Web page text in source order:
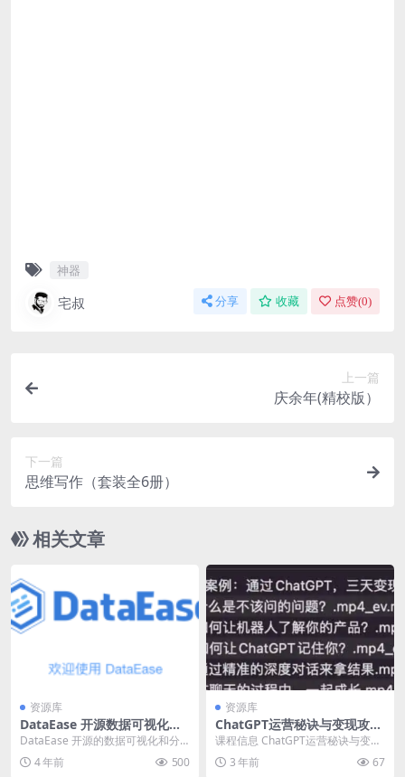
神器
宅叔 分享 收藏 点赞(0)
上一篇
庆余年(精校版）
下一篇
思维写作（套装全6册）
相关文章
资源库
DataEase 开源数据可视化分
析工具
DataEase 开源的数据可视化和分
析工具。采用 SpringBoot+Vue...
4 年前 500
资源库
ChatGPT运营秘诀与变现攻略
（100节课）
课程信息 ChatGPT运营秘诀与变现
攻略（100节课），夸克网盘资源
下载。 课...
3 年前 67